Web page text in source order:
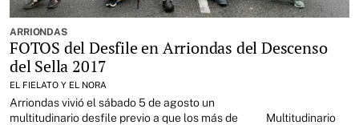
ARRIONDAS
FOTOS del Desfile en Arriondas del Descenso
del Sella 2017
EL FIELATO Y EL NORA
Arriondas vivió el sábado 5 de agosto un
multitudinario desfile previo a que los más de
Multitudinario